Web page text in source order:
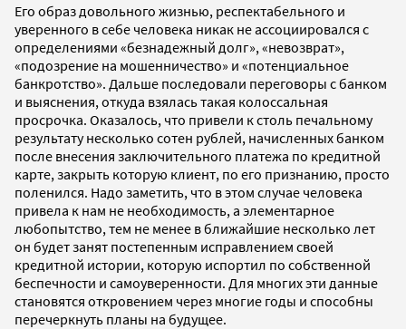
Его образ довольного жизнью, респектабельного и
уверенного в себе человека никак не ассоциировался с
определениями «безнадежный долг», «невозврат»,
«подозрение на мошенничество» и «потенциальное
банкротство». Дальше последовали переговоры с банком
и выяснения, откуда взялась такая колоссальная
просрочка. Оказалось, что привели к столь печальному
результату несколько сотен рублей, начисленных банком
после внесения заключительного платежа по кредитной
карте, закрыть которую клиент, по его признанию, просто
поленился. Надо заметить, что в этом случае человека
привела к нам не необходимость, а элементарное
любопытство, тем не менее в ближайшие несколько лет
он будет занят постепенным исправлением своей
кредитной истории, которую испортил по собственной
беспечности и самоуверенности. Для многих эти данные
становятся откровением через многие годы и способны
перечеркнуть планы на будущее.